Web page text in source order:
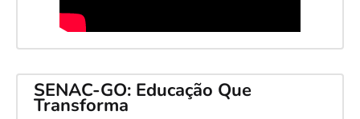
SENAC-GO: Educação Que
Transforma